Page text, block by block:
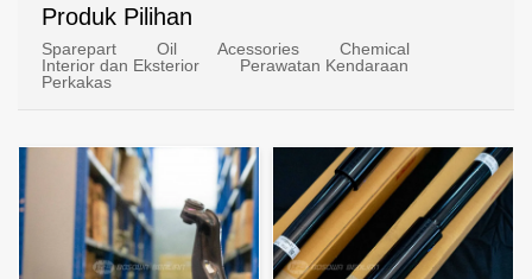
Produk Pilihan
Sparepart Oil Acessories
Chemical
Interior dan Eksterior
Perawatan Kendaraan
Perkakas